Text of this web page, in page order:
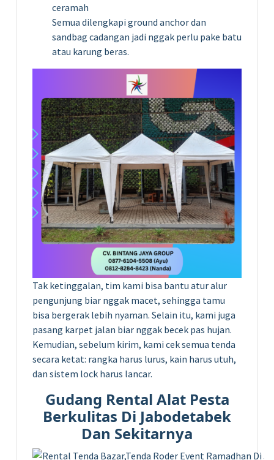
ceramah
Semua dilengkapi ground anchor dan
sandbag cadangan jadi nggak perlu pake batu
atau karung beras.
Tak ketinggalan, tim kami bisa bantu atur alur
pengunjung biar nggak macet, sehingga tamu
bisa bergerak lebih nyaman. Selain itu, kami juga
pasang karpet jalan biar nggak becek pas hujan.
Kemudian, sebelum kirim, kami cek semua tenda
secara ketat: rangka harus lurus, kain harus utuh,
dan sistem lock harus lancar.
Gudang Rental Alat Pesta
Berkulitas Di Jabodetabek
Dan Sekitarnya